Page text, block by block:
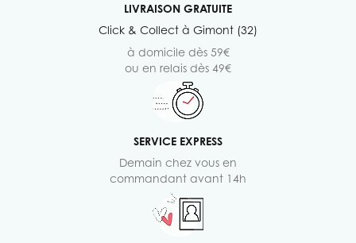
LIVRAISON GRATUITE
Click & Collect à Gimont (32)
à domicile dès 59€
ou en relais dès 49€
SERVICE EXPRESS
Demain chez vous en
commandant avant 14h